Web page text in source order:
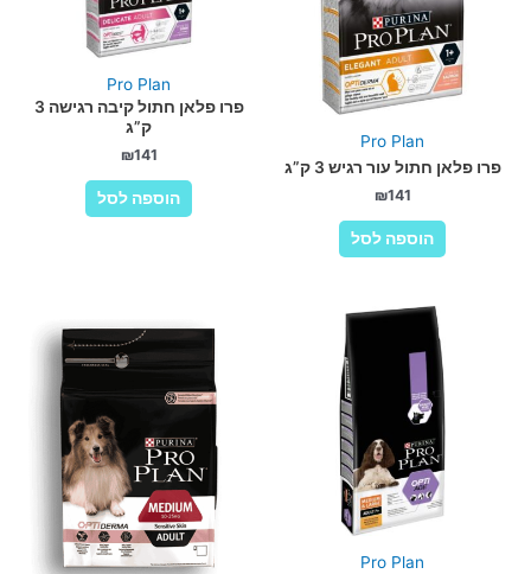
Pro Plan
פרו פלאן חתול עור רגיש 3 ק”ג
₪141
הוספה לסל
Pro Plan
פרו פלאן חתול קיבה רגישה 3
ק”ג
₪141
הוספה לסל
Pro Plan